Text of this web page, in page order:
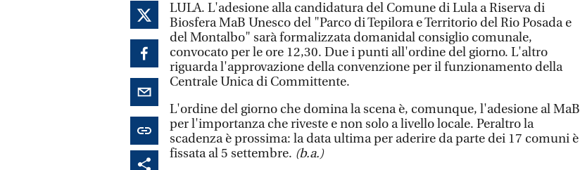
LULA. L'adesione alla candidatura del Comune di Lula a Riserva di
Biosfera MaB Unesco del "Parco di Tepilora e Territorio del Rio Posada e
del Montalbo" sarà formalizzata domanidal consiglio comunale,
convocato per le ore 12,30. Due i punti all'ordine del giorno. L'altro
riguarda l'approvazione della convenzione per il funzionamento della
Centrale Unica di Committente.
L'ordine del giorno che domina la scena è, comunque, l'adesione al MaB
per l'importanza che riveste e non solo a livello locale. Peraltro la
scadenza è prossima: la data ultima per aderire da parte dei 17 comuni è
fissata al 5 settembre. (b.a.)